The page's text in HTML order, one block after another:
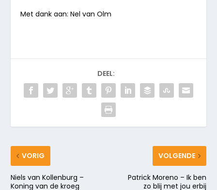
Met dank aan: Nel van Olm
DEEL:
VORIG
Niels van Kollenburg –
Koning van de kroeg
VOLGENDE
Patrick Moreno – Ik ben
zo blij met jou erbij